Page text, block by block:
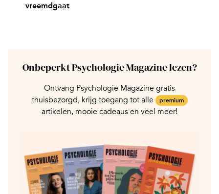
vreemdgaat
Onbeperkt Psychologie Magazine lezen?
Ontvang Psychologie Magazine gratis
thuisbezorgd, krijg toegang tot alle
premium
artikelen, mooie cadeaus en veel meer!